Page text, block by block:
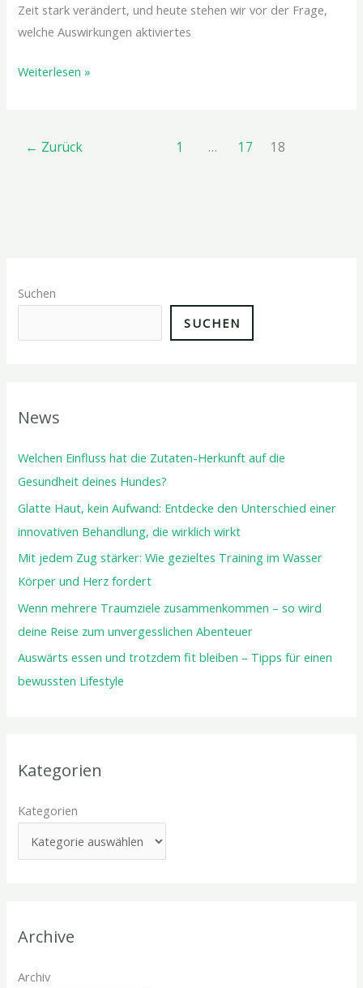
Zeit stark verändert, und heute stehen wir vor der Frage,
welche Auswirkungen aktiviertes
Weiterlesen »
← Zurück 1 … 17 18
Suchen
SUCHEN
News
Welchen Einfluss hat die Zutaten-Herkunft auf die
Gesundheit deines Hundes?
Glatte Haut, kein Aufwand: Entdecke den Unterschied einer
innovativen Behandlung, die wirklich wirkt
Mit jedem Zug stärker: Wie gezieltes Training im Wasser
Körper und Herz fordert
Wenn mehrere Traumziele zusammenkommen – so wird
deine Reise zum unvergesslichen Abenteuer
Auswärts essen und trotzdem fit bleiben – Tipps für einen
bewussten Lifestyle
Kategorien
Kategorien
Archive
Archiv